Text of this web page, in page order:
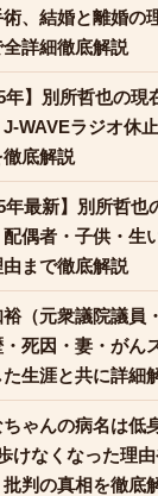
、結婚と離婚の
全詳細徹底解説
年】別所哲也の現
WAVEラジオ休
徹底解説
年最新】別所哲
偶者・子供・生
まで徹底解説
（元衆議院議員
死因・妻・がん
生涯と共に詳細
ちゃんの病名は低
けなくなった理由
判の真相を徹底